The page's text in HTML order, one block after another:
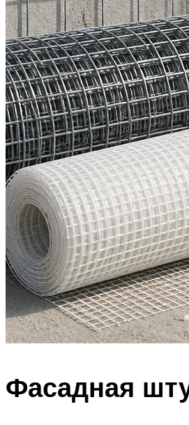
Фасадная